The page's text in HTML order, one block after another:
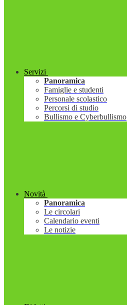
Servizi
Panoramica
Famiglie e studenti
Personale scolastico
Percorsi di studio
Bullismo e Cyberbullismo
Novità
Panoramica
Le circolari
Calendario eventi
Le notizie